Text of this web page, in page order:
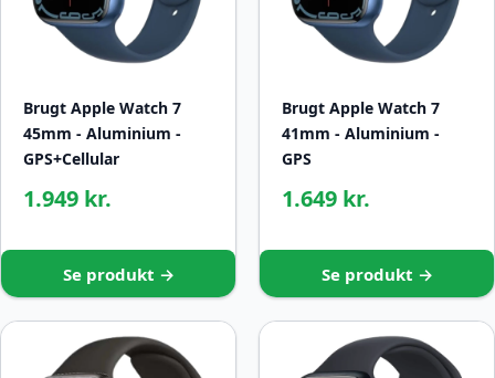
Brugt Apple Watch 7
45mm - Aluminium -
GPS+Cellular
1.949 kr.
Se produkt →
Brugt Apple Watch 7
41mm - Aluminium -
GPS
1.649 kr.
Se produkt →